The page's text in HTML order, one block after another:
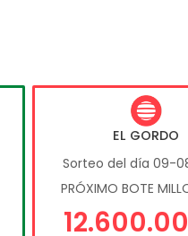
EL GORDO
Sorteo del día 09-
PRÓXIMO BOTE